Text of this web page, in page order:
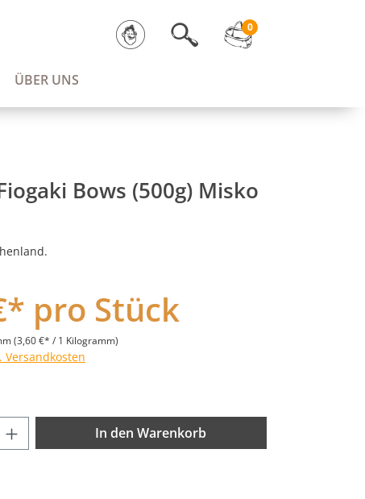
0
ÜBER UNS
Bows (500g) Misko
pro Stück
(3,60 €* / 1 Kilogramm)
Versandkosten
Gib den gewünschten Wert ein
In den Warenkorb